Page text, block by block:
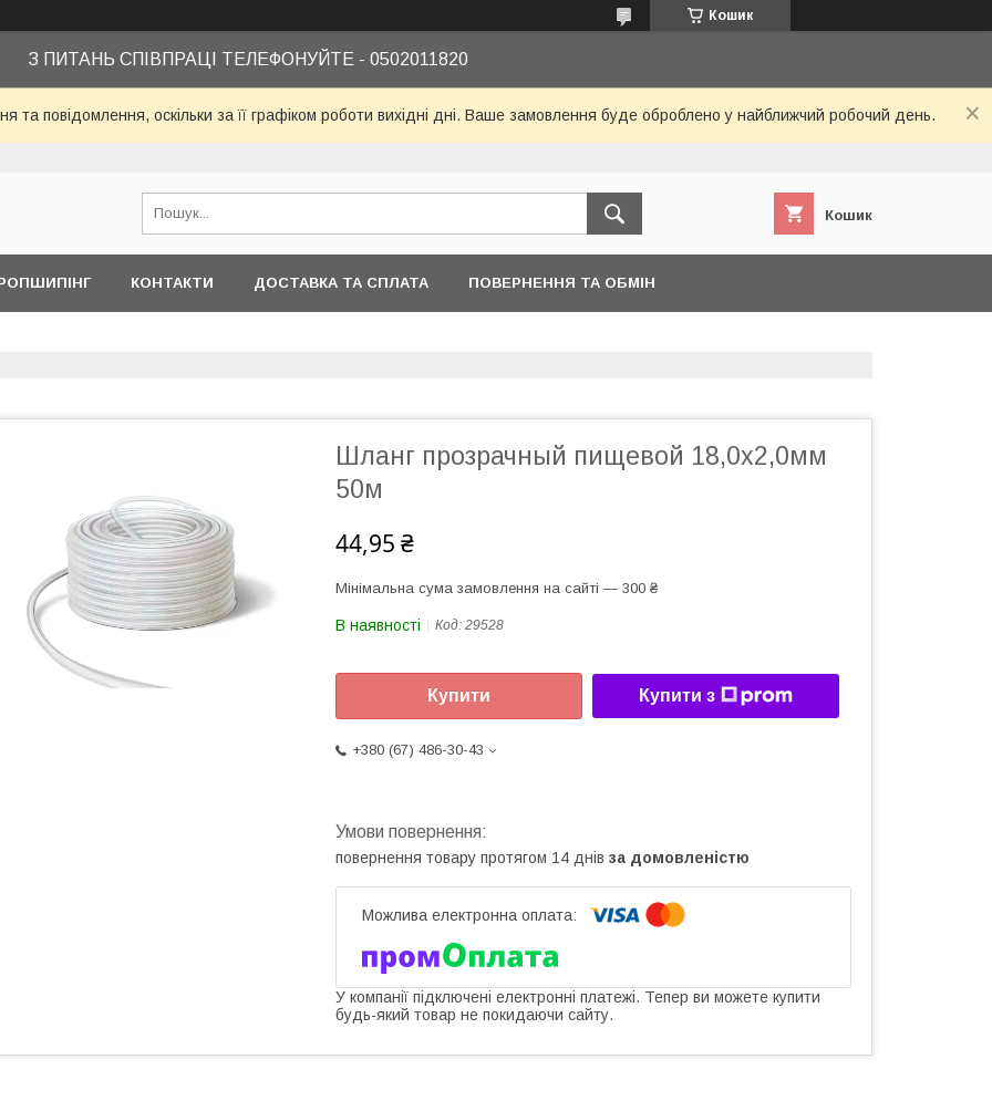
Кошик
З ПИТАНЬ СПІВПРАЦІ ТЕЛЕФОНУЙТЕ - 0502011820
та повідомлення, оскільки за її графіком роботи вихідні дні. Ваше замовлення буде оброблено у найближчий робочий день.
Кошик
КОНТАКТИ ДОСТАВКА ТА СПЛАТА ПОВЕРНЕННЯ ТА ОБМІН
Шланг прозрачный пищевой 18,0х2,0мм
50м
44,95 ₴
Мінімальна сума замовлення на сайті — 300 ₴
В наявності Код: 29528
Купити Купити з
+380 (67) 486-30-43
повернення товару протягом 14 днів за домовленістю
У компанії підключені електронні платежі. Тепер ви можете купити
будь-який товар не покидаючи сайту.